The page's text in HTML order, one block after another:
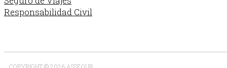
Responsabilidad Civil
COPYRIGHT © 2026 ASSEGUR